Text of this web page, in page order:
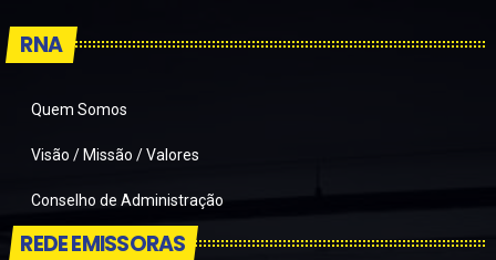
RNA
Quem Somos
Visão / Missão / Valores
Conselho de Administração
REDE EMISSORAS